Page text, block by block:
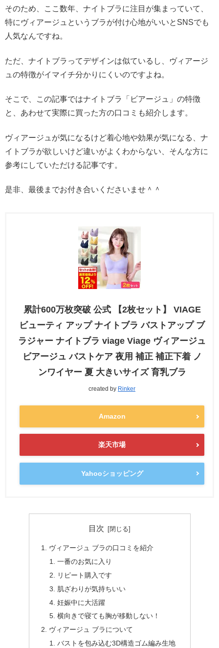
そのため、ここ数年、ナイトブラに注目が集まっていて、
特にヴィアージュというブラが付け心地がいいとSNSでも
人気なんですね。
ただ、ナイトブラってデザインは似ているし、ヴィアージ
ュの特徴がイマイチ分かりにくいのですよね。
そこで、この記事ではナイトブラ「ビアージュ」の特徴
と、あわせて実際に買った方の口コミも紹介します。
ヴィアージュが気になるけど着心地や効果が気になる、ナ
イトブラが欲しいけど違いがよくわからない、そんな方に
参考にしていただける記事です。
是非、最後までお付き合いくださいませ＾＾
累計600万枚突破 公式 【2枚セット】 VIAGE
ビューティ アップ ナイトブラ バストアップ ブ
ラジャー ナイトブラ viage Viage ヴィアージュ
ビアージュ バストケア 夜用 補正 補正下着 ノ
ンワイヤー 夏 大きいサイズ 育乳ブラ
created by Rinker
Amazon
楽天市場
Yahooショッピング
目次
ヴィアージュ ブラの口コミを紹介
一番のお気に入り
リピート購入です
肌ざわりが気持ちいい
妊娠中に大活躍
横向きで寝ても胸が移動しない！
ヴィアージュ ブラについて
バストを包み込む3D構造ゴム編み生地